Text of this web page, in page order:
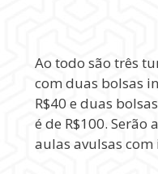
Ao todo são três
com duas bolsas
R$40 e duas
é de R$100. Serão
aulas avulsas com